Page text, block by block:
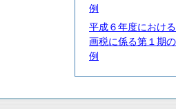
例
平成６年度におけ
画税に係る第１期
例